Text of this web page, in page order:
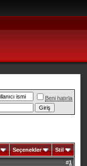
Beni hatırla
Seçenekler Stil
#1